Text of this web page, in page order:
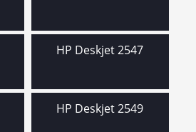
HP Deskjet 2547
HP Deskjet 2549